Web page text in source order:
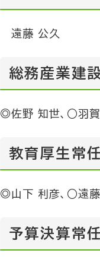
遠藤 公久
総務産業建
◎佐野 知世、○羽賀
教育厚生常
◎山下 利彦、○遠
予算決算常